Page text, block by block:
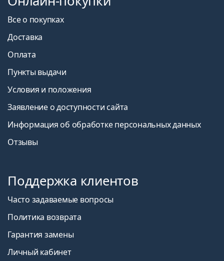
Все о покупках
Доставка
Оплата
Пункты выдачи
Условия и положения
Заявление о доступности сайта
Информация об обработке персональных данных
Отзывы
Поддержка клиентов
Часто задаваемые вопросы
Политика возврата
Гарантия замены
Личный кабинет